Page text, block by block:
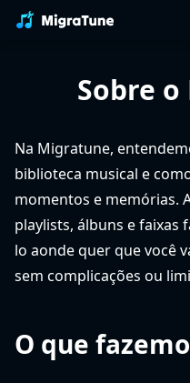
Sobre
Na Migratune,
biblioteca musical e
momentos e memórias.
playlists, álbuns e faixas
lo aonde quer que você
sem complicações ou
O que